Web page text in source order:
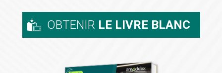
OBTENIR LE LIVRE BLANC